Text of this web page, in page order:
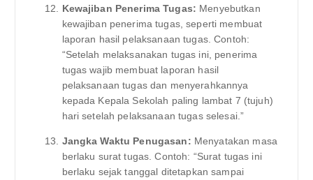
Kewajiban Penerima Tugas: Menyebutkan
kewajiban penerima tugas, seperti membuat
laporan hasil pelaksanaan tugas. Contoh:
“Setelah melaksanakan tugas ini, penerima
tugas wajib membuat laporan hasil
pelaksanaan tugas dan menyerahkannya
kepada Kepala Sekolah paling lambat 7 (tujuh)
hari setelah pelaksanaan tugas selesai.”
Jangka Waktu Penugasan: Menyatakan masa
berlaku surat tugas. Contoh: “Surat tugas ini
berlaku sejak tanggal ditetapkan sampai